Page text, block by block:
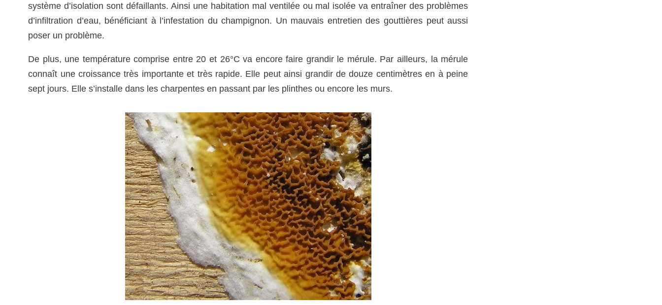
système d’isolation sont défaillants. Ainsi une habitation mal ventilée ou mal isolée va entraîner des problèmes
d’infiltration d’eau, bénéficiant à l’infestation du champignon. Un mauvais entretien des gouttières peut aussi
poser un problème.
De plus, une température comprise entre 20 et 26°C va encore faire grandir le mérule. Par ailleurs, la mérule
connaît une croissance très importante et très rapide. Elle peut ainsi grandir de douze centimètres en à peine
sept jours. Elle s’installe dans les charpentes en passant par les plinthes ou encore les murs.